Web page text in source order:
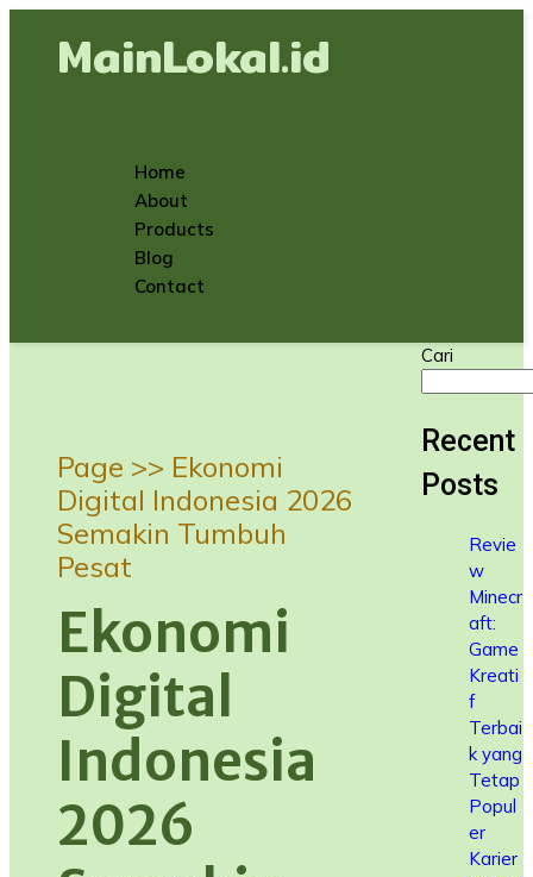
MainLokal.id
Home
About
Products
Blog
Contact
Page >> Ekonomi
Digital Indonesia 2026
Semakin Tumbuh
Pesat
Ekonomi
Digital
Indonesia
2026
Cari
Recent
Posts
Revie
w
Minecr
aft:
Game
Kreati
f
Terbai
k yang
Tetap
Popul
er
Karier